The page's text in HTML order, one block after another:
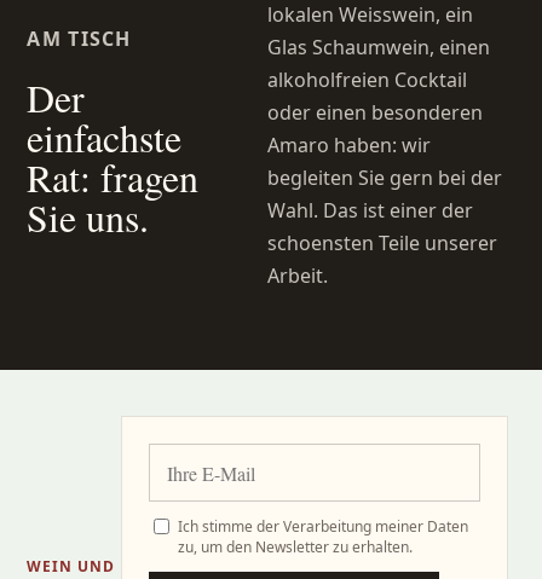
AM TISCH
Der
einfachste
Rat: fragen
Sie uns.
lokalen Weisswein, ein
Glas Schaumwein, einen
alkoholfreien Cocktail
oder einen besonderen
Amaro haben: wir
begleiten Sie gern bei der
Wahl. Das ist einer der
schoensten Teile unserer
Arbeit.
WEIN UND PRODUZENTEN
Ich stimme der Verarbeitung meiner Daten
zu, um den Newsletter zu erhalten.